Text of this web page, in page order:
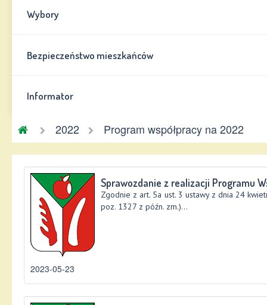
Wybory
Bezpieczeństwo mieszkańców
Informator
Gmina
Chynów
2022 Program współpracy na 2022
Sprawozdanie z realizacji Programu
Zgodnie z art. 5a ust. 3 ustawy z dnia 24
poz. 1327 z późn. zm.)...
2023-05-23